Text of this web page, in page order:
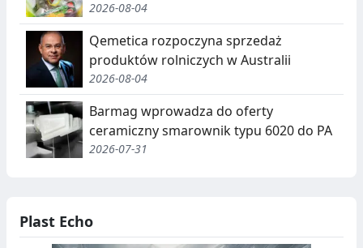
2026-08-04
Qemetica rozpoczyna sprzedaż
produktów rolniczych w Australii
2026-08-04
Barmag wprowadza do oferty
ceramiczny smarownik typu 6020 do PA
2026-07-31
Plast Echo